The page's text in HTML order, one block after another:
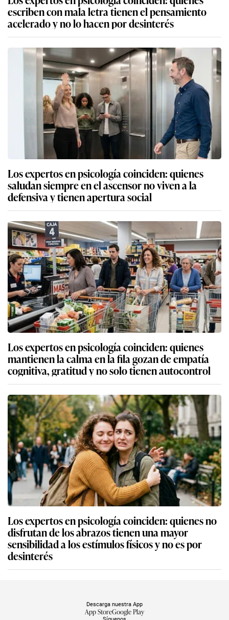
escriben con mala letra tienen el pensamiento
acelerado y no lo hacen por desinterés
Los expertos en psicología coinciden: quienes
saludan siempre en el ascensor no viven a la
defensiva y tienen apertura social
Los expertos en psicología coinciden: quienes
mantienen la calma en la fila gozan de empatía
cognitiva, gratitud y no solo tienen autocontrol
Los expertos en psicología coinciden: quienes no
disfrutan de los abrazos tienen una mayor
sensibilidad a los estímulos físicos y no es por
desinterés
Descarga nuestra App
App StoreGoogle Play